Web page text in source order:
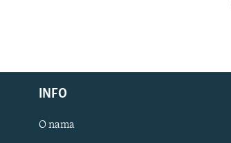
INFO
O nama